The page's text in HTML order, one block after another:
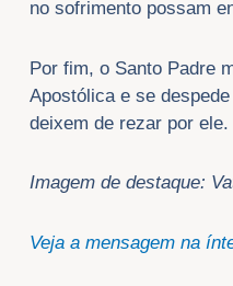
no sofrimento possam
Por fim, o Santo Padre
Apostólica e se
deixem de rezar por ele.
Imagem de destaque:
Veja a mensagem na